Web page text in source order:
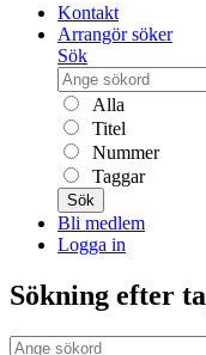
Kontakt
Arrangör söker
Sök
Alla
Titel
Nummer
Taggar
Sök
Bli medlem
Logga in
Sökning efter